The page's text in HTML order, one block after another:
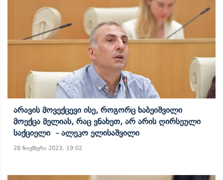
Არავის Მოვექცევი Ისე, Როგორც Ხაბეიშვილი
Მოექცა Მელიას, Რაც Ვნახეთ, Არ Არის Ღირსეული
Საქციელი - Ალეკო Ელისაშვილი
28 ნოემბერი 2023, 19:02